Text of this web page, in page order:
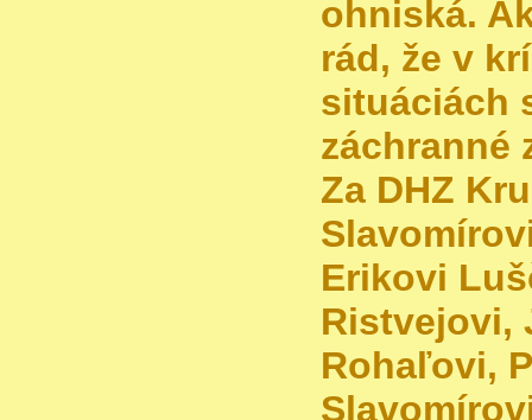
ohniská.
rád, že v
situáciách
záchranné
Za DHZ
Erikovi
Ristvejovi,
Rohaľovi,